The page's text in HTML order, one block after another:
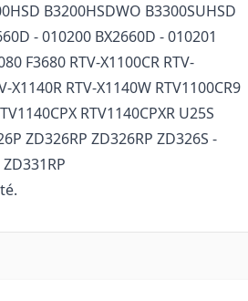
B3200HSDWO B3300SUHSD
- 010200 BX2660D - 010201
F3680 RTV-X1100CR RTV-
X1140R RTV-X1140W RTV1100CR9
RTV1140CPXR U25S
ZD326RP ZD326RP ZD326S -